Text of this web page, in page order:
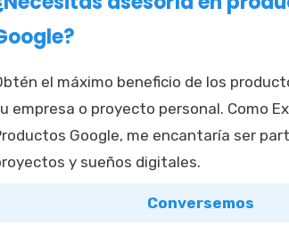
el máximo beneficio de los
empresa o proyecto personal. Como
Google, me encantaría ser
y sueños digitales.
Conversemos